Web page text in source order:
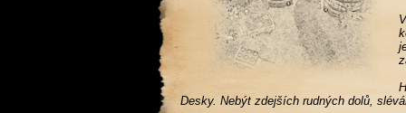
Desky. Nebýt zdejších rudných dolů,